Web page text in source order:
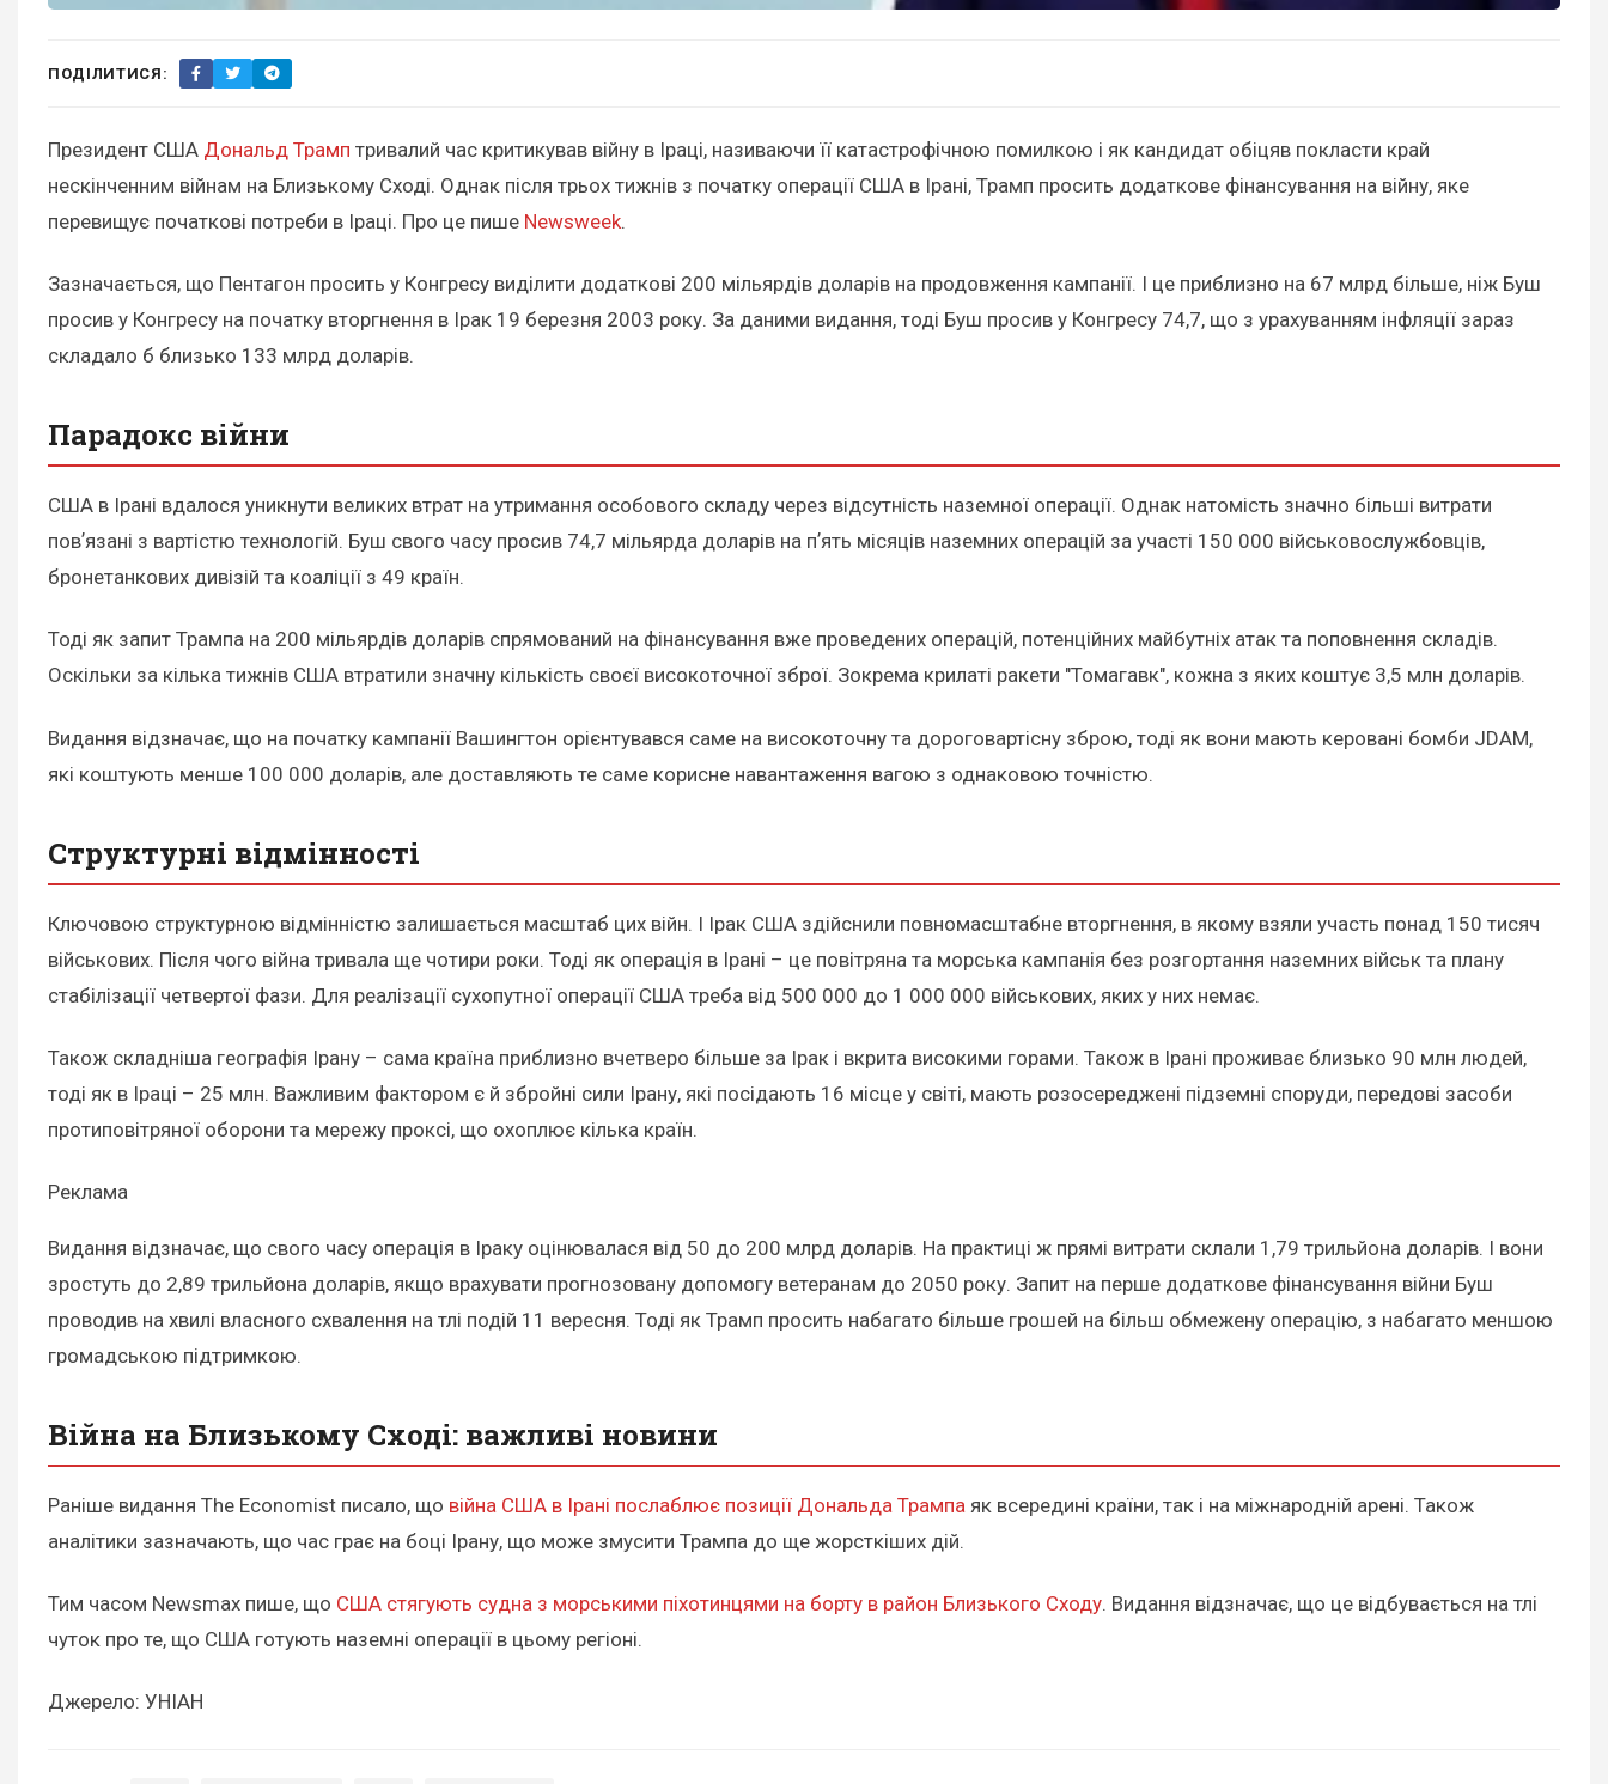
ПОДІЛИТИСЯ:
Президент США Дональд Трамп тривалий час критикував війну в Іраці, називаючи її катастрофічною помилкою і як кандидат обіцяв покласти край
нескінченним війнам на Близькому Сході. Однак після трьох тижнів з початку операції США в Ірані, Трамп просить додаткове фінансування на війну, яке
перевищує початкові потреби в Іраці. Про це пише Newsweek.
Зазначається, що Пентагон просить у Конгресу виділити додаткові 200 мільярдів доларів на продовження кампанії. І це приблизно на 67 млрд більше, ніж Буш
просив у Конгресу на початку вторгнення в Ірак 19 березня 2003 року. За даними видання, тоді Буш просив у Конгресу 74,7, що з урахуванням інфляції зараз
складало б близько 133 млрд доларів.
Парадокс війни
США в Ірані вдалося уникнути великих втрат на утримання особового складу через відсутність наземної операції. Однак натомість значно більші витрати
повʼязані з вартістю технологій. Буш свого часу просив 74,7 мільярда доларів на пʼять місяців наземних операцій за участі 150 000 військовослужбовців,
бронетанкових дивізій та коаліції з 49 країн.
Тоді як запит Трампа на 200 мільярдів доларів спрямований на фінансування вже проведених операцій, потенційних майбутніх атак та поповнення складів.
Оскільки за кілька тижнів США втратили значну кількість своєї високоточної зброї. Зокрема крилаті ракети "Томагавк", кожна з яких коштує 3,5 млн доларів.
Видання відзначає, що на початку кампанії Вашингтон орієнтувався саме на високоточну та дороговартісну зброю, тоді як вони мають керовані бомби JDAM,
які коштують менше 100 000 доларів, але доставляють те саме корисне навантаження вагою з однаковою точністю.
Структурні відмінності
Ключовою структурною відмінністю залишається масштаб цих війн. І Ірак США здійснили повномасштабне вторгнення, в якому взяли участь понад 150 тисяч
військових. Після чого війна тривала ще чотири роки. Тоді як операція в Ірані – це повітряна та морська кампанія без розгортання наземних військ та плану
стабілізації четвертої фази. Для реалізації сухопутної операції США треба від 500 000 до 1 000 000 військових, яких у них немає.
Також складніша географія Ірану – сама країна приблизно вчетверо більше за Ірак і вкрита високими горами. Також в Ірані проживає близько 90 млн людей,
тоді як в Іраці – 25 млн. Важливим фактором є й збройні сили Ірану, які посідають 16 місце у світі, мають розосереджені підземні споруди, передові засоби
протиповітряної оборони та мережу проксі, що охоплює кілька країн.
Реклама
Видання відзначає, що свого часу операція в Іраку оцінювалася від 50 до 200 млрд доларів. На практиці ж прямі витрати склали 1,79 трильйона доларів. І вони
зростуть до 2,89 трильйона доларів, якщо врахувати прогнозовану допомогу ветеранам до 2050 року. Запит на перше додаткове фінансування війни Буш
проводив на хвилі власного схвалення на тлі подій 11 вересня. Тоді як Трамп просить набагато більше грошей на більш обмежену операцію, з набагато меншою
громадською підтримкою.
Війна на Близькому Сході: важливі новини
Раніше видання The Economist писало, що війна США в Ірані послаблює позиції Дональда Трампа як всередині країни, так і на міжнародній арені. Також
аналітики зазначають, що час грає на боці Ірану, що може змусити Трампа до ще жорсткіших дій.
Тим часом Newsmax пише, що США стягують судна з морськими піхотинцями на борту в район Близького Сходу. Видання відзначає, що це відбувається на тлі
чуток про те, що США готують наземні операції в цьому регіоні.
Джерело: УНІАН